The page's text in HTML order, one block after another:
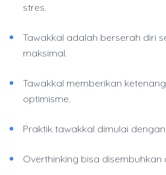
stres.
Tawakkal adalah berserah diri
maksimal.
Tawakkal memberikan
optimisme.
Praktik tawakkal dimulai
Overthinking bisa disembuhkan